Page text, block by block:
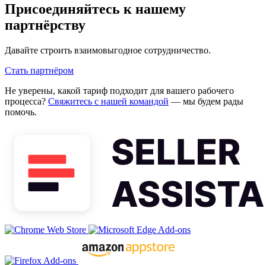
Присоединяйтесь к нашему
партнёрству
Давайте строить взаимовыгодное сотрудничество.
Стать партнёром
Не уверены, какой тариф подходит для вашего рабочего
процесса? Свяжитесь с нашей командой — мы будем рады
помочь.